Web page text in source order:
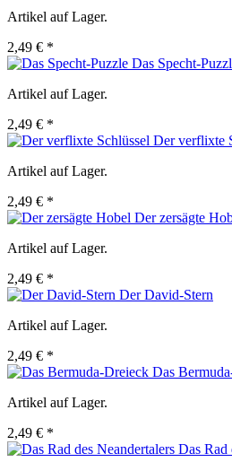
Artikel auf Lager.
2,49 € *
Das Specht-
Artikel auf Lager.
2,49 € *
Der verflixte
Artikel auf Lager.
2,49 € *
Der zersägte
Artikel auf Lager.
2,49 € *
Der David-Stern
Artikel auf Lager.
2,49 € *
Das
Artikel auf Lager.
2,49 € *
Das Rad